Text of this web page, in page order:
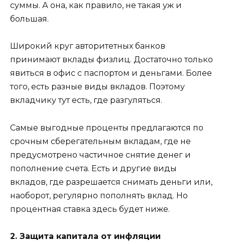
суммы. А она, как правило, не такая уж и
большая.
Широкий круг авторитетных банков
принимают вклады физлиц. Достаточно только
явиться в офис с паспортом и деньгами. Более
того, есть разные виды вкладов. Поэтому
вкладчику тут есть, где разгуляться.
Самые выгодные проценты предлагаются по
срочным сберегательным вкладам, где не
предусмотрено частичное снятие денег и
пополнение счета. Есть и другие виды
вкладов, где разрешается снимать деньги или,
наоборот, регулярно пополнять вклад. Но
процентная ставка здесь будет ниже.
2. Защита капитала от инфляции